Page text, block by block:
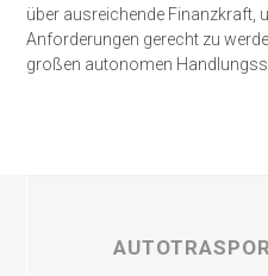
über ausreichende Finanzkraft,
Anforderungen gerecht zu
großen autonomen